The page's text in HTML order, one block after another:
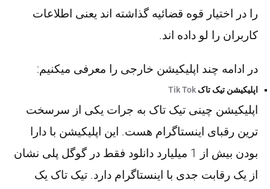
را در اختیار قوه قضائیه گذاشته اند یعنی اطلاعات
کاربران را لو داده اند.
در ادامه چند اپلیکیشن خارجی را معرفی میکنیم:
اپلیکیشن تیک تاکTik Tok
اپلیکیشن چینی تیک تاک به جرات یکی از سرسخت
ترین رقبای اینستاگرام هست. این اپلیکیشن با دارا
بودن بیش از 1 میلیارد دانلود فقط در گوگل پلی نشان
از یک رقابت جدی با اینستاگرام دارد. تیک تاک یک